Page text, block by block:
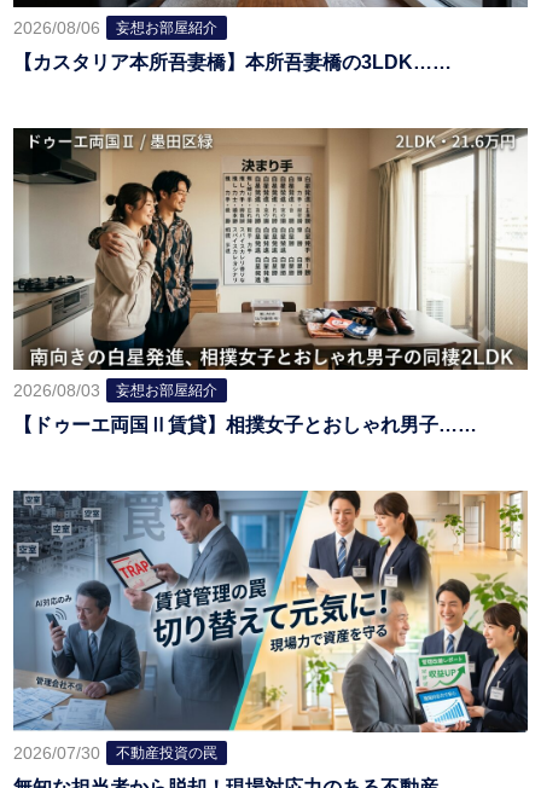
2026/08/06 妄想お部屋紹介
【カスタリア本所吾妻橋】本所吾妻橋の3LDK……
2026/08/03 妄想お部屋紹介
【ドゥーエ両国Ⅱ賃貸】相撲女子とおしゃれ男子……
2026/07/30 不動産投資の罠